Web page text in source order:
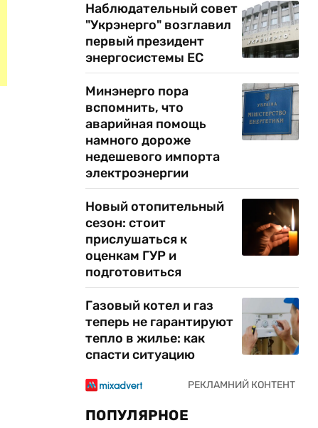
Наблюдательный совет
"Укрэнерго" возглавил
первый президент
энергосистемы ЕС
Минэнерго пора
вспомнить, что
аварийная помощь
намного дороже
недешевого импорта
электроэнергии
Новый отопительный
сезон: стоит
прислушаться к
оценкам ГУР и
подготовиться
Газовый котел и газ
теперь не гарантируют
тепло в жилье: как
спасти ситуацию
ПОПУЛЯРНОЕ